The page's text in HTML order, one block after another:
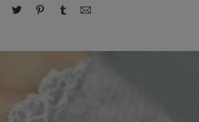
compartir por Facebook
compartir por Twitter
compartir por Pinterest
compartir por Tumblr
compartir por